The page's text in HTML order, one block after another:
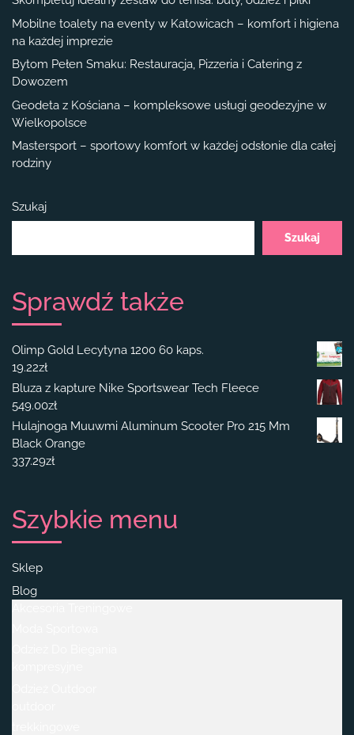
Mobilne toalety na eventy w Katowicach – komfort i higiena
na każdej imprezie
Bytom Pełen Smaku: Restauracja, Pizzeria i Catering z
Dowozem
Geodeta z Kościana – kompleksowe usługi geodezyjne w
Wielkopolsce
Mastersport – sportowy komfort w każdej odsłonie dla całej
rodziny
Szukaj
Szukaj
Sprawdź także
Olimp Gold Lecytyna 1200 60 kaps.
19.22zł
Bluza z kapture Nike Sportswear Tech Fleece
549.00zł
Hulajnoga Muuwmi Aluminum Scooter Pro 215 Mm
Black Orange
337.29zł
Szybkie menu
Sklep
Blog